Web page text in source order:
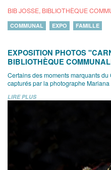
BIB JOSSE, BIBLIOTHÈQUE
COMMUNAL EXPO FAMILLE
EXPOSITION PHOTOS
BIBLIOTHÈQUE
Certains des moments marquants
capturés par la photographe Mariana
LIRE PLUS